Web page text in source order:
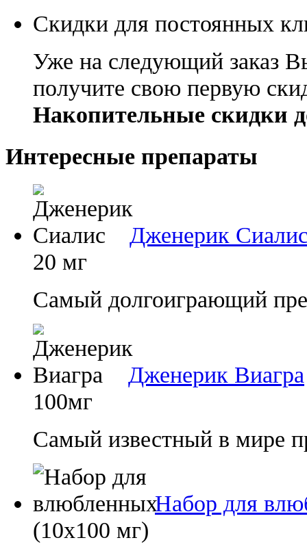
Скидки для постоянных
Уже на следующий заказ
получите свою первую
Накопительные скидки
Интересные препараты
Дженерик
20 мг
Самый долгоиграющий
Дженерик Виагра
100мг
Самый известный в мире
Набор для
(10х100 мг)